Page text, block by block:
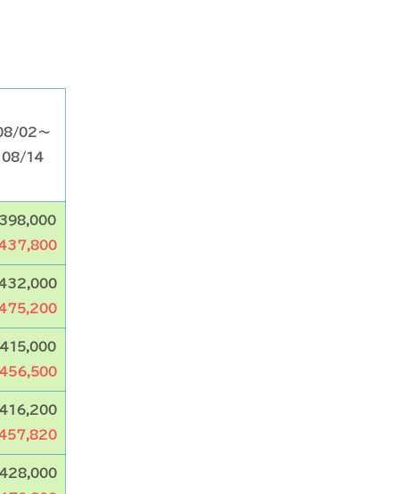
02～
08/14